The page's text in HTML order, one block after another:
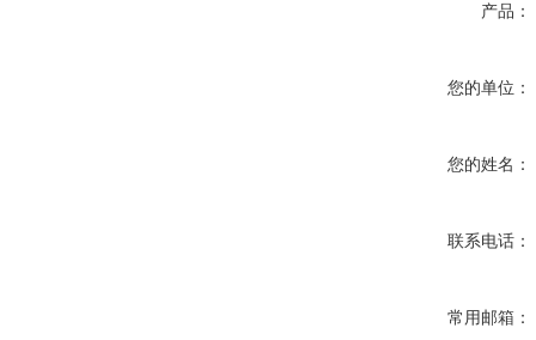
产品：
您的单位：
您的姓名：
联系电话：
常用邮箱：